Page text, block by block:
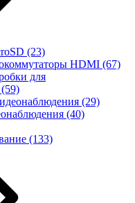
(23)
HDMI (67)
для
(59)
(29)
(40)
(133)